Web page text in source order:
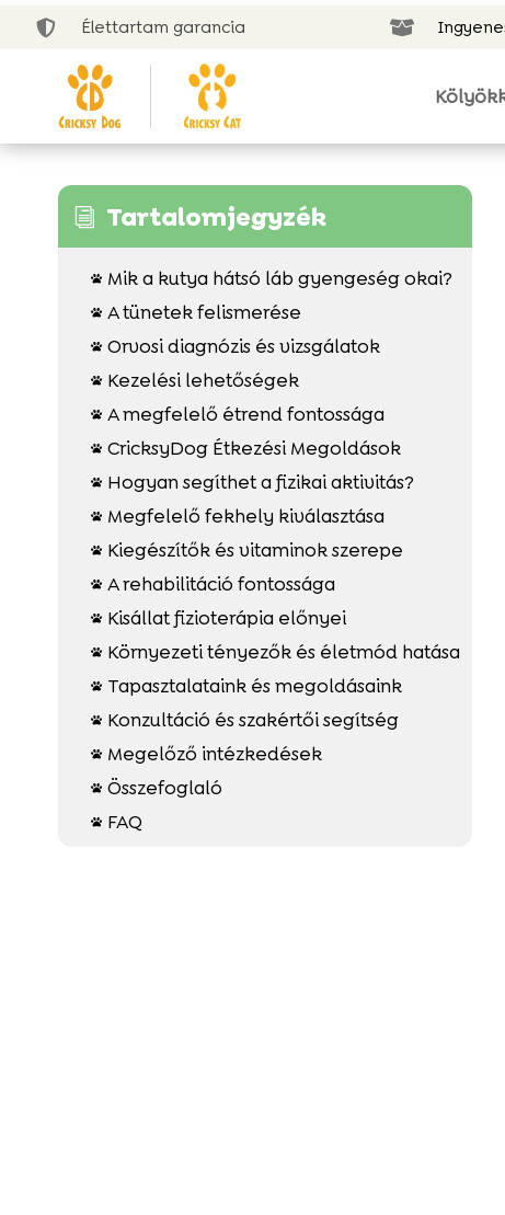
 Élettartam garancia 
i Tartalomjegyzék
 Mik a kutya hátsó láb gyengeség okai?
 A tünetek felismerése
 Orvosi diagnózis és vizsgálatok
 Kezelési lehetőségek
 A megfelelő étrend fontossága
 CricksyDog Étkezési Megoldások
 Hogyan segíthet a fizikai aktivitás?
 Megfelelő fekhely kiválasztása
 Kiegészítők és vitaminok szerepe
 A rehabilitáció fontossága
 Kisállat fizioterápia előnyei
 Környezeti tényezők és életmód hatása
 Tapasztalataink és megoldásaink
 Konzultáció és szakértői segítség
 Megelőző intézkedések
 Összefoglaló
 FAQ